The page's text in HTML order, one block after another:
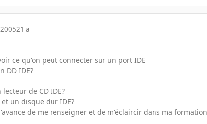
21 a
ce qu'on peut connecter sur un port IDE
DD IDE?
lecteur de CD IDE?
et un disque dur IDE?
de me renseigner et de m'éclaircir dans ma formation